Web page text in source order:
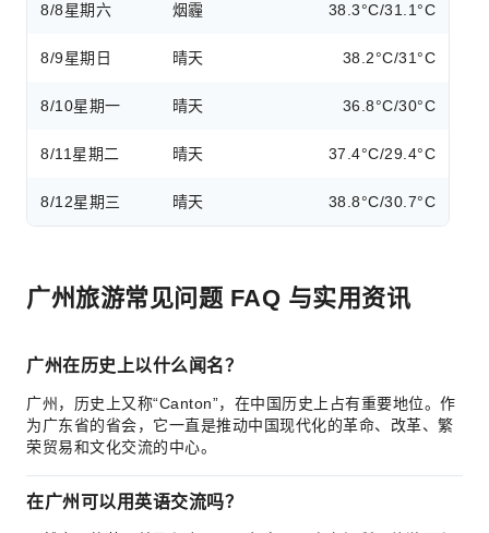
8/8星期六 烟霾 38.3°C/31.1°C
8/9星期日 晴天 38.2°C/31°C
8/10星期一 晴天 36.8°C/30°C
8/11 星期二 晴天 37.4°C/29.4°C
8/12星期三 晴天 38.8°C/30.7°C
广州旅游常见问题 FAQ 与实用资讯
广州在历史上以什么闻名？
广州，历史上又称“Canton”，在中国历史上占有重要地位。作
为广东省的省会，它一直是推动中国现代化的革命、改革、繁
荣贸易和文化交流的中心。
在广州可以用英语交流吗？